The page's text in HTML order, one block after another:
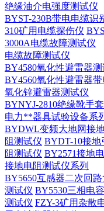
绝缘油介电强度测试仪
BYST-230B带电电缆识
310矿用电缆探伤仪
3000A电缆故障测试仪
电缆故障测试仪
BY4580氧化性避雷器测
BY4560氧化性避雷器
氧化锌避雷器测试仪
BYNYJ-2810绝缘靴手
电力**器具试验设备系
BYDWL变频大地网接
阻测试仪 BYDT-10接地
阻测试仪 BY2571接地
接地电阻测试仪系列
BY5650互感器二次回
测试仪 BY5530三相电
测试仪 FZY-3矿用杂散